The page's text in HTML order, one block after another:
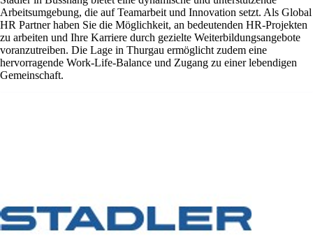
Arbeitsumgebung, die auf Teamarbeit und Innovation setzt. Als Global
HR Partner haben Sie die Möglichkeit, an bedeutenden HR-Projekten
zu arbeiten und Ihre Karriere durch gezielte Weiterbildungsangebote
voranzutreiben. Die Lage in Thurgau ermöglicht zudem eine
hervorragende Work-Life-Balance und Zugang zu einer lebendigen
Gemeinschaft.